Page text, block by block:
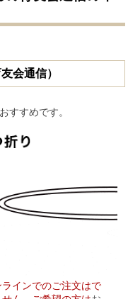
会通信）
すすめです。
ラインでのご注文はで